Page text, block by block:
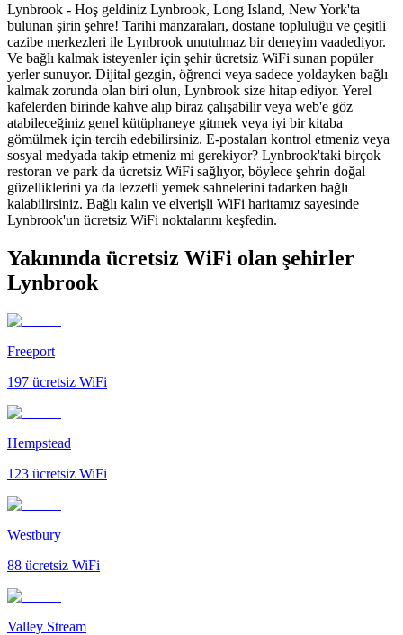
Lynbrook - Hoş geldiniz Lynbrook, Long Island, New York'ta
bulunan şirin şehre! Tarihi manzaraları, dostane topluluğu ve çeşitli
cazibe merkezleri ile Lynbrook unutulmaz bir deneyim vaadediyor.
Ve bağlı kalmak isteyenler için şehir ücretsiz WiFi sunan popüler
yerler sunuyor. Dijital gezgin, öğrenci veya sadece yoldayken bağlı
kalmak zorunda olan biri olun, Lynbrook size hitap ediyor. Yerel
kafelerden birinde kahve alıp biraz çalışabilir veya web'e göz
atabileceğiniz genel kütüphaneye gitmek veya iyi bir kitaba
gömülmek için tercih edebilirsiniz. E-postaları kontrol etmeniz veya
sosyal medyada takip etmeniz mi gerekiyor? Lynbrook'taki birçok
restoran ve park da ücretsiz WiFi sağlıyor, böylece şehrin doğal
güzelliklerini ya da lezzetli yemek sahnelerini tadarken bağlı
kalabilirsiniz. Bağlı kalın ve elverişli WiFi haritamız sayesinde
Lynbrook'un ücretsiz WiFi noktalarını keşfedin.
Yakınında ücretsiz WiFi olan şehirler
Lynbrook
Freeport
197 ücretsiz WiFi
Hempstead
123 ücretsiz WiFi
Westbury
88 ücretsiz WiFi
Valley Stream